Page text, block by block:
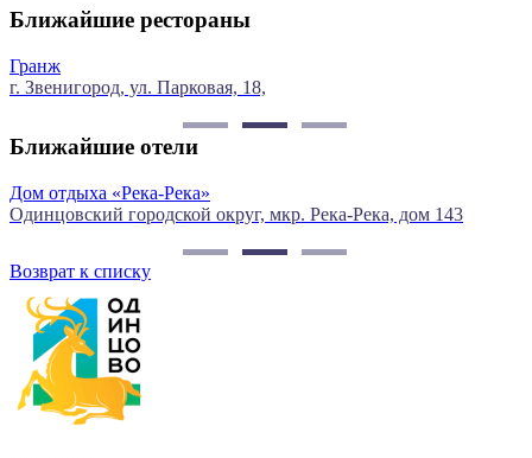
Ближайшие рестораны
18,
Ближайшие отели
Река»
округ, мкр. Река-Река, дом 143
г.о. Одинцовский,
Возврат к списку